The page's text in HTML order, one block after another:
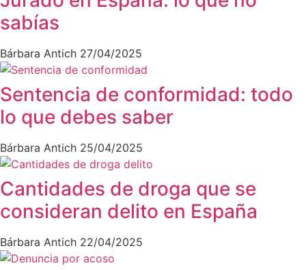
sabías
Bárbara Antich 27/04/2025
Sentencia de conformidad: todo
lo que debes saber
Bárbara Antich 25/04/2025
Cantidades de droga que se
consideran delito en España
Bárbara Antich 22/04/2025